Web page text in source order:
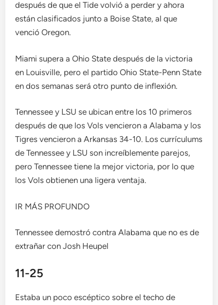
después de que el Tide volvió a perder y ahora
están clasificados junto a Boise State, al que
venció Oregon.
Miami supera a Ohio State después de la victoria
en Louisville, pero el partido Ohio State-Penn State
en dos semanas será otro punto de inflexión.
Tennessee y LSU se ubican entre los 10 primeros
después de que los Vols vencieron a Alabama y los
Tigres vencieron a Arkansas 34-10. Los currículums
de Tennessee y LSU son increíblemente parejos,
pero Tennessee tiene la mejor victoria, por lo que
los Vols obtienen una ligera ventaja.
IR MÁS PROFUNDO
Tennessee demostró contra Alabama que no es de
extrañar con Josh Heupel
11-25
Estaba un poco escéptico sobre el techo de